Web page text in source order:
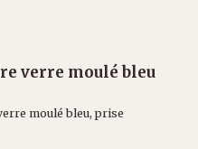
verre moulé bleu
moulé bleu, prise